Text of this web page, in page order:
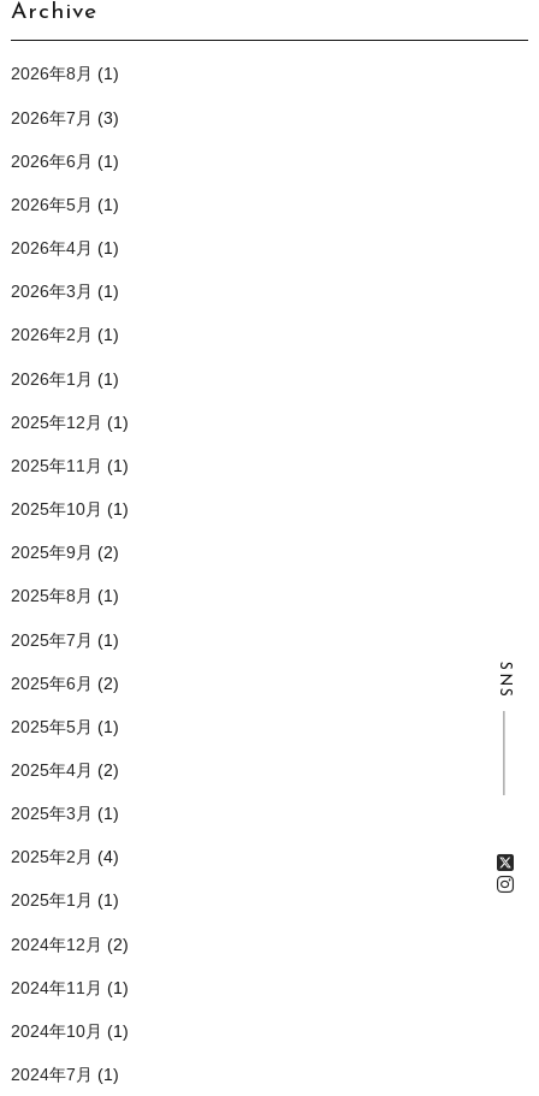
SNS
Archive
2026年8月 (1)
2026年7月 (3)
2026年6月 (1)
2026年5月 (1)
2026年4月 (1)
2026年3月 (1)
2026年2月 (1)
2026年1月 (1)
2025年12月 (1)
2025年11月 (1)
2025年10月 (1)
2025年9月 (2)
2025年8月 (1)
2025年7月 (1)
2025年6月 (2)
2025年5月 (1)
2025年4月 (2)
2025年3月 (1)
2025年2月 (4)
2025年1月 (1)
2024年12月 (2)
2024年11月 (1)
2024年10月 (1)
2024年7月 (1)